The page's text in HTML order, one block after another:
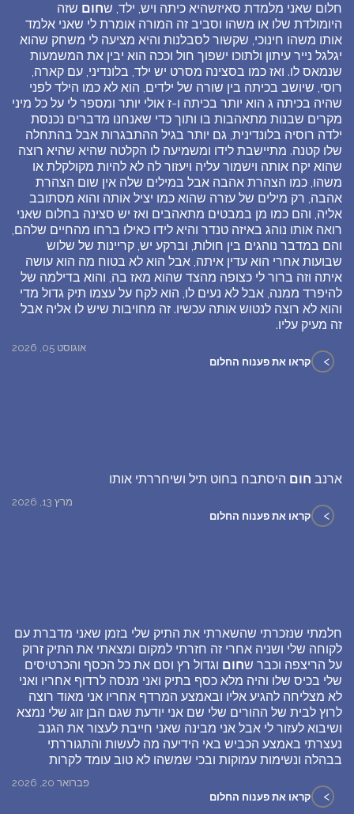
חלום שאני מלמדת סאיזשהיא כיתה ויש, ילד, שחום שזה
היומולדת שלו או משהו וסביב זה המורה אומרת לי שאני אלמד
אותו משהו חינוכי, שקשור לסבלנות והיא מציעה לי משחק שהוא
יגלגל נייר עיתון ולתוכו ישפוך חול וככה הוא יבין את המשמעות
שנמאס לו. ואז כמו בסצינה מסרט יש ילד, בלונדיני, עם קארה,
רוסי, שיושב בכיתה בין שורה של ילדים, הוא לא כמו הילד לפני
שהיה בכיתה ג הוא יותר בכיתה ו-ז אולי יותר ומספר לי על כל מיני
מקרים שבנות מתאהבות בו ותוך כדי שאנחנו מדברים נכנסת
ילדה רוסיה בלונדינית, גם יותר בגיל ההתבגרות אבל בהתחלה
שלו קטנה. מתיישבת לידו ומשמיעה לו הקלטה שהיא שהיא רוצה
שהוא יקח אותה וישמור עליה ויעזור לה לא להיות מקולקלת או
משהו, כמו הצהרת אהבה אבל במילים שלה אין שום הצהרת
אהבה, רק מילים של עזרה שהוא כמו יציל אותה והוא מסתובב
אליה, והם כמו מן במבטים מתאהבים ואז יש סצינה בחלום שאני
רואה אותו נוהג באיזה טנדר והיא לידו כאילו ברחו מהחיים שלהם,
והם במדבר נוהגים בין חולות, וברקע יש, קריינות של שלוש
שבועות אחרי הוא עדין איתה, אבל הוא לא בטוח מה הוא עושה
איתה וזה ברור לי כצופה מהצד שהוא מאז בה, והוא בדילמה של
להיפרד ממנה, אבל לא נעים לו, הוא לקח על עצמו תיק גדול מדי
והוא לא רוצה לנטוש אותה עכשיו. זה מחויבות שיש לו אליה אבל
זה מעיק עליו.
אוגוסט 05, 2026
> קראו את פענוח החלום
ארנב חום היסתבח בחוט תיל ושיחררתי אותו
מרץ 13, 2026
> קראו את פענוח החלום
חלמתי שנזכרתי שהשארתי את התיק שלי בזמן שאני מדברת עם
לקוחה שלי ושניה אחרי זה חזרתי למקום ומצאתי את התיק זרוק
על הריצפה וכבר שחום וגדול רץ וסם את כל הכסף והכרטיסים
שלי בכיס שלו והיה מלא כסף בתיק ואני מנסה לרדוף אחריו ואני
לא מצליחה להגיע אליו ובאמצע המרדף אחריו אני מאוד רוצה
לרוץ לבית של ההורים שלי שם אני יודעת שגם הבן זוג שלי נמצא
ושיבוא לעזור לי אבל אני מבינה שאני חייבת לעצור את הגנב
נעצרתי באמצע הכביש באי הידיעה מה לעשות והתגוררתי
בבהלה ונשימות עמוקות ובכי שמשהו לא טוב עומד לקרות
פברואר 20, 2026
> קראו את פענוח החלום